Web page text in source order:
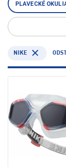
PLAVECKÉ
NIKE